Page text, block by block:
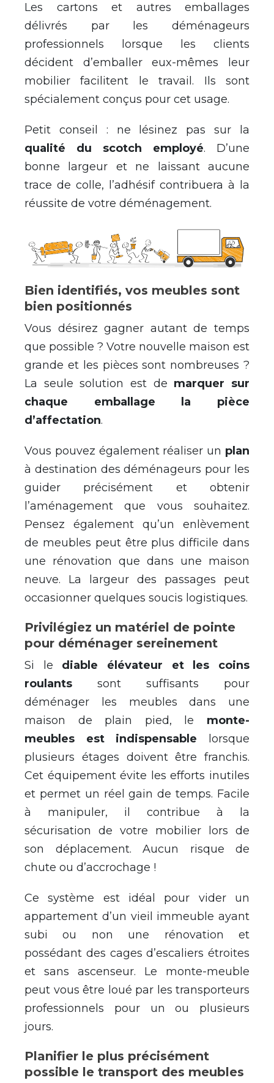
Les cartons et autres emballages
délivrés par les déménageurs
professionnels lorsque les clients
décident d’emballer eux-mêmes leur
mobilier facilitent le travail. Ils sont
spécialement conçus pour cet usage.
Petit conseil : ne lésinez pas sur la
qualité du scotch employé. D’une
bonne largeur et ne laissant aucune
trace de colle, l’adhésif contribuera à la
réussite de votre déménagement.
Bien identifiés, vos meubles sont
bien positionnés
Vous désirez gagner autant de temps
que possible ? Votre nouvelle maison est
grande et les pièces sont nombreuses ?
La seule solution est de marquer sur
chaque emballage la pièce
d’affectation.
Vous pouvez également réaliser un plan
à destination des déménageurs pour les
guider précisément et obtenir
l’aménagement que vous souhaitez.
Pensez également qu’un enlèvement
de meubles peut être plus difficile dans
une rénovation que dans une maison
neuve. La largeur des passages peut
occasionner quelques soucis logistiques.
Privilégiez un matériel de pointe
pour déménager sereinement
Si le diable élévateur et les coins
roulants sont suffisants pour
déménager les meubles dans une
maison de plain pied, le monte-
meubles est indispensable lorsque
plusieurs étages doivent être franchis.
Cet équipement évite les efforts inutiles
et permet un réel gain de temps. Facile
à manipuler, il contribue à la
sécurisation de votre mobilier lors de
son déplacement. Aucun risque de
chute ou d’accrochage !
Ce système est idéal pour vider un
appartement d’un vieil immeuble ayant
subi ou non une rénovation et
possédant des cages d’escaliers étroites
et sans ascenseur. Le monte-meuble
peut vous être loué par les transporteurs
professionnels pour un ou plusieurs
jours.
Planifier le plus précisément
possible le transport des meubles